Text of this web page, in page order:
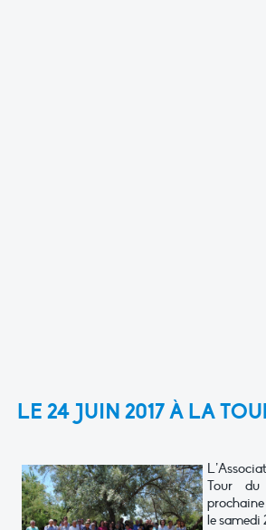
LE 24 JUIN 2017 À LA
Tour du
le samedi